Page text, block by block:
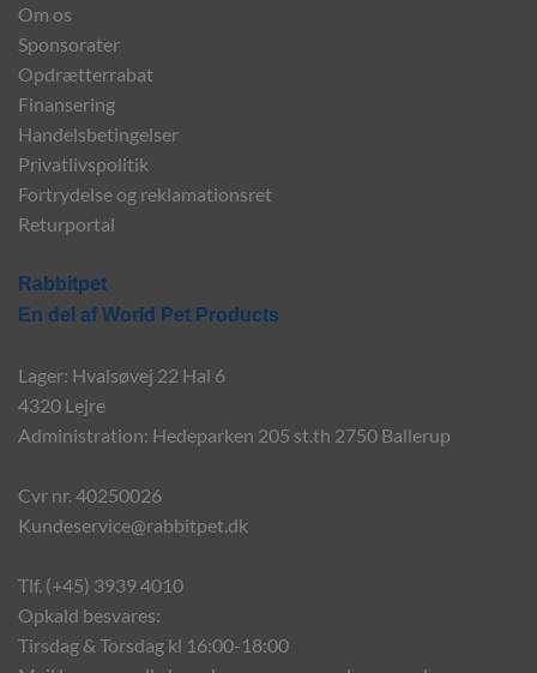
Om os
Sponsorater
Opdrætterrabat
Finansering
Handelsbetingelser
Privatlivspolitik
Fortrydelse og reklamationsret
Returportal
Rabbitpet
En del af World Pet Products
Lager: Hvalsøvej 22 Hal 6
4320 Lejre
Administration: Hedeparken 205 st.th 2750 Ballerup
Cvr nr. 40250026
Kundeservice@rabbitpet.dk
Tlf. (+45) 3939 4010
Opkald besvares:
Tirsdag & Torsdag kl 16:00-18:00